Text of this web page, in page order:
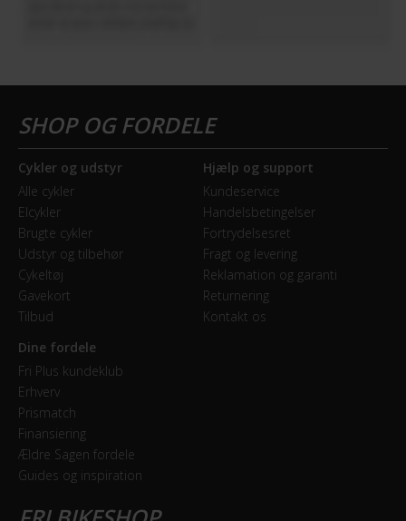
Cykler og udstyr
Alle cykler
Elcykler
Brugte cykler
Udstyr og tilbehør
Cykeltøj
Gavekort
Tilbud
Hjælp og support
Kundeservice
Handelsbetingelser
Fortrydelsesret
Fragt og levering
Reklamation og garanti
Returnering
Kontakt os
Dine fordele
Fri Plus kundeklub
Erhverv
Prismatch
Finansiering
Ældre Sagen fordele
Guides og inspiration